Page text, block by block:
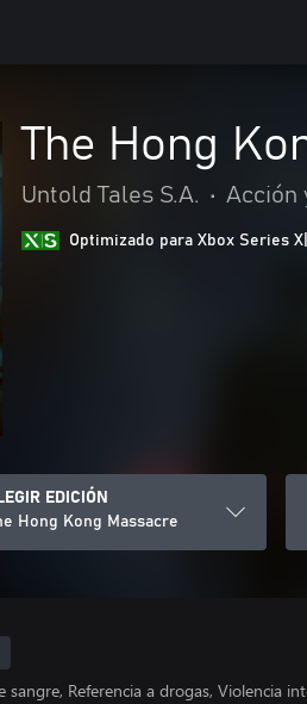
The Hong
Untold Tales S.A. • Acción
Optimizado para Xbox Series
EDICIÓN
Hong Kong Massacre
sangre, Referencia a drogas, Violencia